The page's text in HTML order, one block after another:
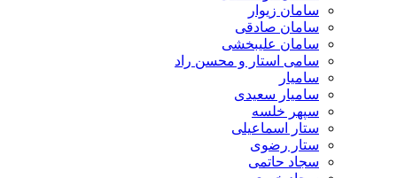
سامان زیوار
سامان صادقی
سامان علیبخشی
سامی استار و محسن راد
سامیار
سامیار سعیدی
سپهر خلسه
ستار اسماعیلی
ستار رضوی
سجاد حاتمی